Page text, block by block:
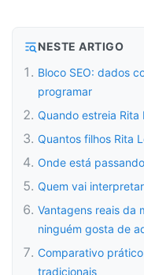
NESTE ARTIGO
Bloco SEO: dados
programar
Quando estreia Rita
Quantos filhos Rita
Onde está
Quem vai
Vantagens reais da
ninguém gosta de
Comparativo
tradicionais